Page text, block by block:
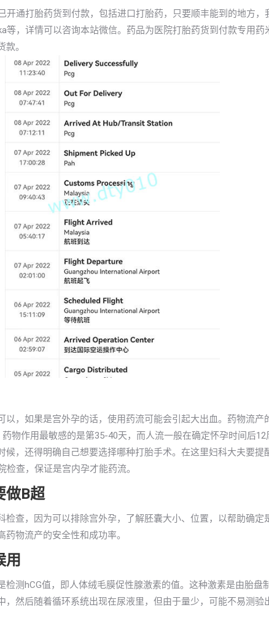
开通打胎药货到付款，包括进口打胎药，只要顺丰能到的地方，
等，详情可以咨询本站微信。药品为医院打胎药货到付款专用药
。
以，如果是宫外孕的话，使用药流可能会引起大出血。药物流产
物作用最敏感的是第35-40天，而人流一般在确定怀孕时间后
候，还得明确自己想要选择哪种打胎手术。在这里妇科大夫要提
查，保证是宫内孕才能药流。
做B超
检查，因为可以排除宫外孕，了解胚囊大小、位置，以帮助确定
物流产的安全性和成功率。
用
检测hCG值，即人体绒毛膜促性腺激素的值。这种激素是由胎盘
，然后随着循环系统出现在尿液里，但由于量少，可能不易测验